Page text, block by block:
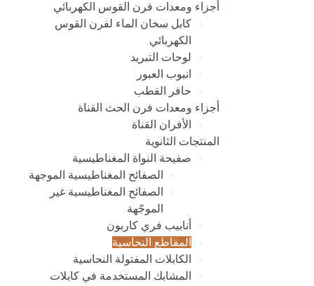
أجزاء ومعدات فرن القوس الكهربائي
كابل سخان الماء لفرن القوس
الكهربائي
لوحات التبريد
انبوب العبور
حافر القطب
أجزاء ومعدات فرن الحث القناة
الأفران القناة
المنتجات الثانوية
صفيحة النواة المغناطيسية
الصفائح المغناطيسية الموجهة
الصفائح المغناطيسية غير
الموجّهة
أنابيب فري كاربون
المقاطع النحاسية
الكابلات المفتولة النحاسية
المشابك المستخدمة في كابلات